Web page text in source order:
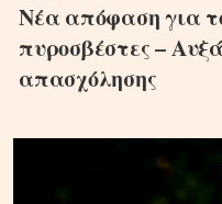
Νέα απόφαση για
πυροσβέστες –
απασχόλησης